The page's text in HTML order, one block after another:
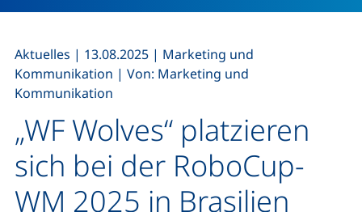
„WF Wolves“ platzieren
sich bei der RoboCup-
WM 2025 in Brasilien
Aktuelles | 13.08.2025 | Marketing und
Kommunikation | Von: Marketing und
Kommunikation